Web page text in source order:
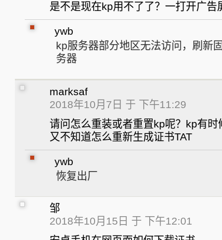
是不是现在kp用不了了？一打开广告
ywb
kp服务器部分地区无法访问，刷新
务器
marksaf
2018年10月7日 于 下午11:29
请问怎么重装或者重置kp呢？kp有时
又不知道怎么重新生成证书TAT
ywb
恢复出厂
邹
2018年10月15日 于 下午12:01